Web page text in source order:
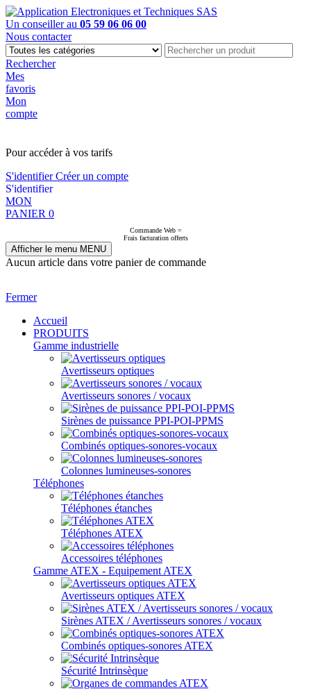
Un conseiller au 05 59 06 06 00
Nous contacter
Rechercher
Mes
favoris
Mon
compte
Pour accéder à vos tarifs
S'identifierCréer un compte
S'identifier
MON
PANIER 0
Commande Web =
Frais facturation offerts
Afficher le menu MENU
Aucun article dans votre panier de commande
Fermer
Accueil
PRODUITS
Gamme industrielle
Avertisseurs optiques
Avertisseurs sonores / vocaux
Sirènes de puissance PPI-POI-PPMS
Combinés optiques-sonores-vocaux
Colonnes lumineuses-sonores
Téléphones
Téléphones étanches
Téléphones ATEX
Accessoires téléphones
Gamme ATEX - Equipement ATEX
Avertisseurs optiques ATEX
Sirènes ATEX / Avertisseurs sonores / vocaux
Combinés optiques-sonores ATEX
Sécurité Intrinsèque